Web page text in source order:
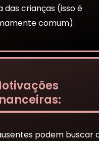
das crianças (isso é
comum).
podem buscar